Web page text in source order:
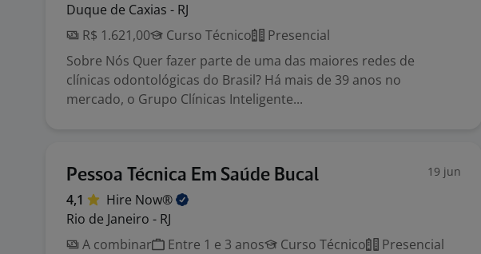
Duque de Caxias - RJ
R$ 1.621,00
Curso Técnico
Presencial
Sobre Nós Quer fazer parte de uma das maiores redes de
clínicas odontológicas do Brasil? Há mais de 39 anos no
mercado, o Grupo Clínicas Inteligente...
Pessoa Técnica Em Saúde Bucal 19 jun
4,1 Hire Now®
Rio de Janeiro - RJ
A combinar
Entre 1 e 3 anos Curso Técnico
Presencial